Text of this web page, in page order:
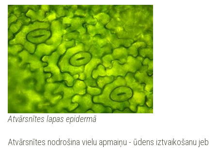
Atvārsnītes lapas epidermā
Atvārsnītes nodrošina vielu apmaiņu - ūdens iztvaikošanu jeb